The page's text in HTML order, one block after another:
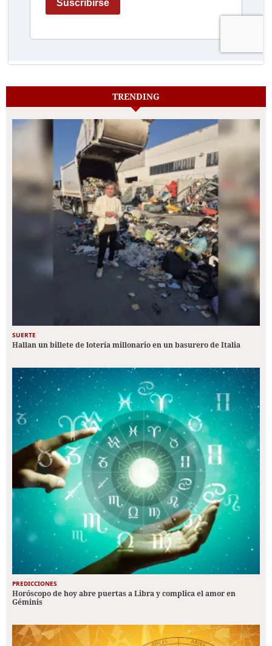
TRENDING
SUERTE
Hallan un billete de lotería millonario en un basurero de Italia
PREDICCIONES
Horóscopo de hoy abre puertas a Libra y complica el amor en
Géminis